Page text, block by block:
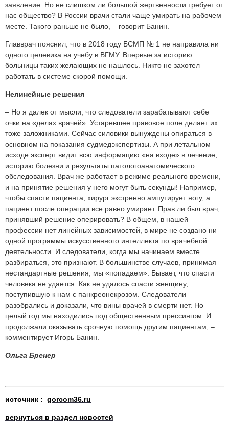
заявление. Но не слишком ли большой жертвенности требует от
нас общество? В России врачи стали чаще умирать на рабочем
месте. Такого раньше не было, – говорит Банин.
Главврач пояснил, что в 2018 году БСМП № 1 не направила ни
одного целевика на учебу в ВГМУ. Впервые за историю
больницы таких желающих не нашлось. Никто не захотел
работать в системе скорой помощи.
Нелинейные решения
– Но я далек от мысли, что следователи зарабатывают себе
очки на «делах врачей». Устаревшее правовое поле делает их
тоже заложниками. Сейчас силовики вынуждены опираться в
основном на показания судмедэкспертизы. А при летальном
исходе эксперт видит всю информацию «на входе» в лечение,
историю болезни и результаты патологоанатомического
обследования. Врач же работает в режиме реального времени,
и на принятие решения у него могут быть секунды! Например,
чтобы спасти пациента, хирург экстренно ампутирует ногу, а
пациент после операции все равно умирает. Прав ли был врач,
принявший решение оперировать? В общем, в нашей
профессии нет линейных зависимостей, в мире не создано ни
одной программы искусственного интеллекта по врачебной
деятельности. И следователи, когда мы начинаем вместе
разбираться, это признают. В большинстве случаев, принимая
нестандартные решения, мы «попадаем». Бывает, что спасти
человека не удается. Как не удалось спасти женщину,
поступившую к нам с панкреонекрозом. Следователи
разобрались и доказали, что вины врачей в смерти нет. Но
целый год мы находились под общественным прессингом. И
продолжали оказывать срочную помощь другим пациентам, –
комментирует Игорь Банин.
Ольга Бренер
источник : gorcom36.ru
вернуться в раздел новостей